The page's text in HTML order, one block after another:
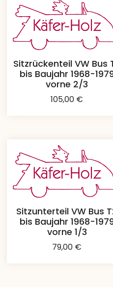
Sitzrückenteil VW Bus
bis Baujahr 1968-
vorne 2/3
105,00 €
Sitzunterteil VW Bus
bis Baujahr 1968-
vorne 1/3
79,00 €